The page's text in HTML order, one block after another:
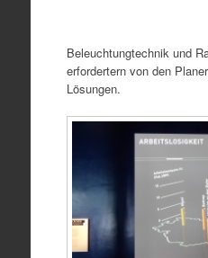
Beleuchtungtechnik und
erfordertern von den
Lösungen.